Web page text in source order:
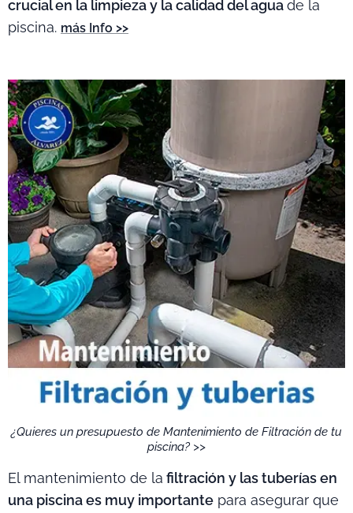
crucial en la limpieza y la calidad del aguade la
piscina. más Info >>
¿Quieres un presupuesto de Mantenimiento de Filtración de tu
piscina? >>
El mantenimiento de la filtración y las tuberías en
una piscina es muy importante para asegurar que